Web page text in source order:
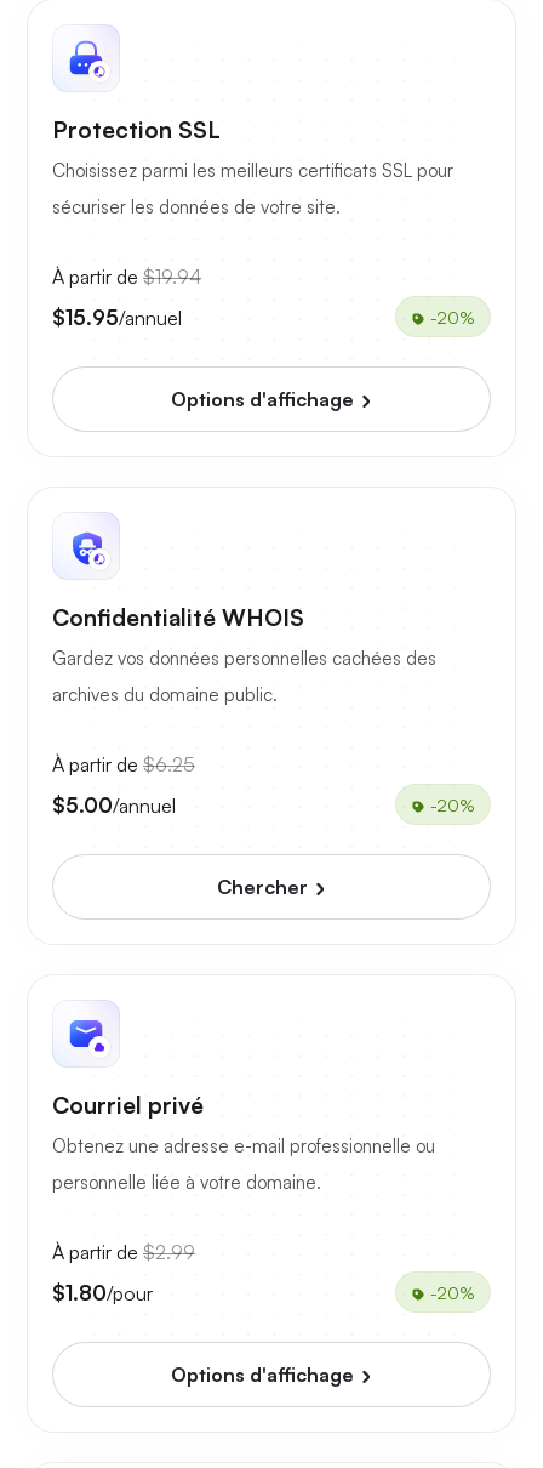
Protection SSL
Choisissez parmi les meilleurs certificats SSL pour
sécuriser les données de votre site.
À partir de $19.94
$15.95/annuel -20%
Options d'affichage
Confidentialité WHOIS
Gardez vos données personnelles cachées des
archives du domaine public.
À partir de $6.25
$5.00/annuel -20%
Chercher
Courriel privé
Obtenez une adresse e-mail professionnelle ou
personnelle liée à votre domaine.
À partir de $2.99
$1.80/pour -20%
Options d'affichage